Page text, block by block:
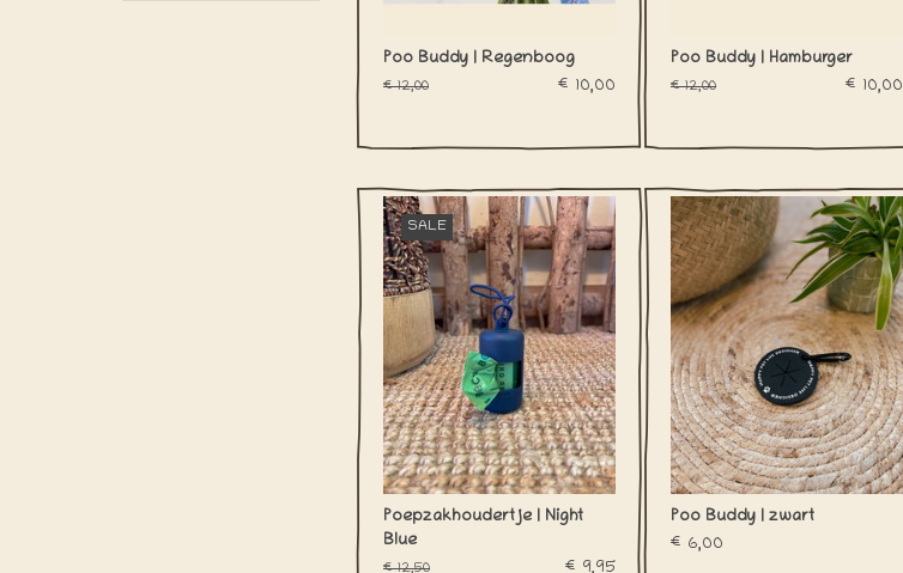
Poo Buddy | Regenboog
€12,00 €10,00
Poo Buddy | Hamburger
€12,00 €10,00
SALE
Met dit leuke poepzakhoudertje
vergeet je nooit meer jouw
zakjes mee te nemen! Met het
handige elastiekje kan je het
houdertje overal makkelijk aan
bevestigen.
TOEVOEGEN AAN WINKELWAGEN
Poepzakhoudertje | Night
Blue
€12,50 €9,95
Niemand loopt graag met een
stinkend poepzakje rond en
daarvoor zijn onze Poo Buddies
de oplossing! Clip vast aan de
leiband en hang je poepzakje
eraan om je handen proper en
vrij te houden.
TOEVOEGEN AAN WINKELWAGEN
Poo Buddy | zwart
€6,00